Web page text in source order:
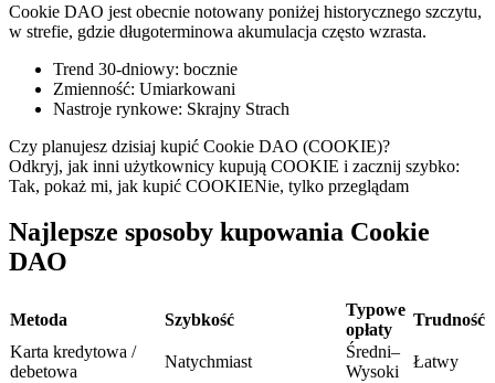
Kontrakty terminowe na USDC
Kontrakty futures wykorzystujące USDC jako zabezpieczenie
Cookie DAO jest obecnie notowany poniżej historycznego szczytu,
w strefie, gdzie długoterminowa akumulacja często wzrasta.
Trend 30-dniowy: bocznie
Zmienność: Umiarkowani
Nastroje rynkowe: Skrajny Strach
Czy planujesz dzisiaj kupić Cookie DAO (COOKIE)?
Odkryj, jak inni użytkownicy kupują COOKIE i zacznij szybko:
Tak, pokaż mi, jak kupić COOKIENie, tylko przeglądam
Najlepsze sposoby kupowania Cookie
DAO
Metoda Szybkość
Typowe
opłaty
Trudność
Karta kredytowa /
debetowa
Natychmiast
Średni–
Wysoki
Łatwy